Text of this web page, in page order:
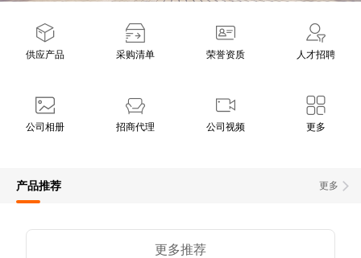
供应产品 采购清单 荣誉资质 人才招聘
公司相册 招商代理 公司视频 更多
更多
产品推荐
更多推荐